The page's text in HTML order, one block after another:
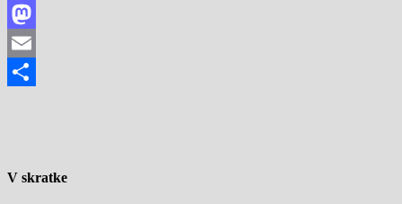
Facebook
Mastodon
Email
V skratke